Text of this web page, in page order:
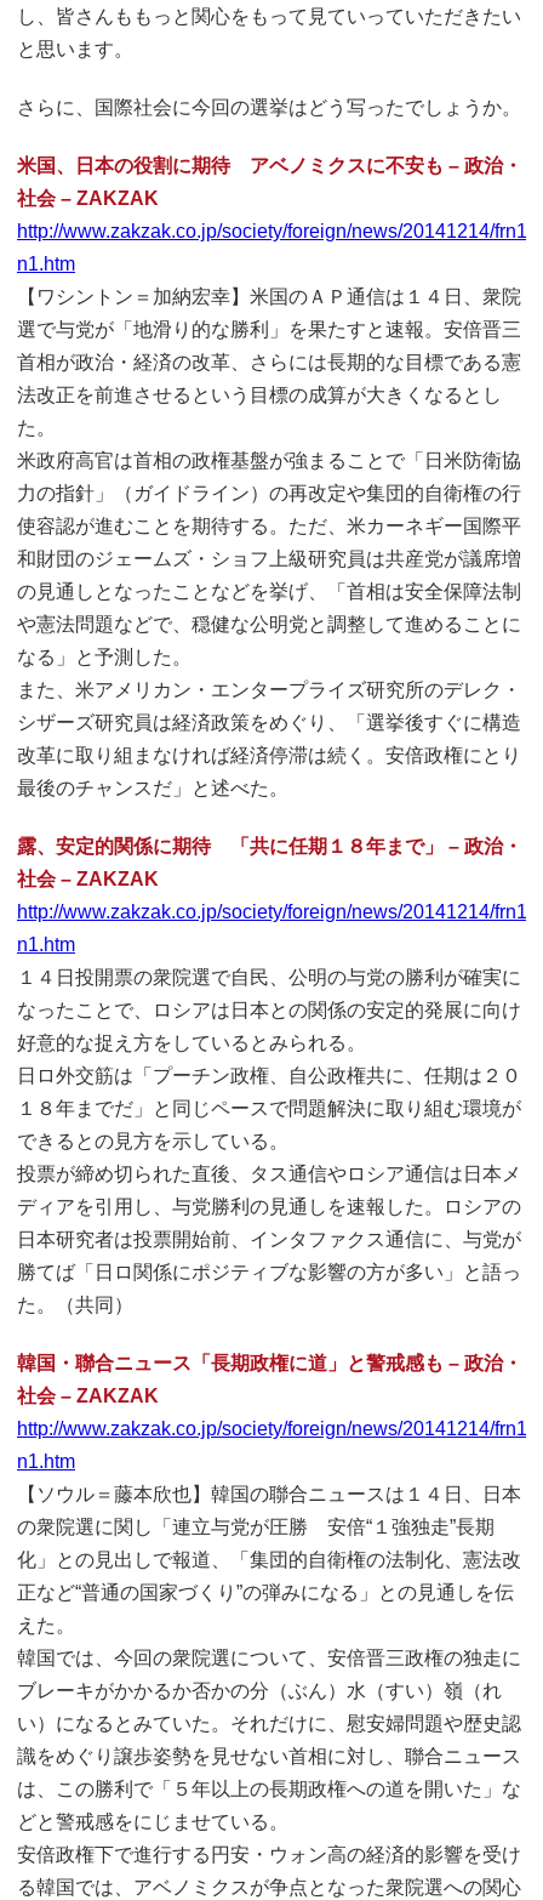
し、皆さんももっと関心をもって見ていっていただきたい
と思います。
さらに、国際社会に今回の選挙はどう写ったでしょうか。
米国、日本の役割に期待 アベノミクスに不安も – 政治・
社会 – ZAKZAK
http://www.zakzak.co.jp/society/foreign/news/20141214/
n1.htm
【ワシントン＝加納宏幸】米国のＡＰ通信は１４日、衆院
選で与党が「地滑り的な勝利」を果たすと速報。安倍晋三
首相が政治・経済の改革、さらには長期的な目標である憲
法改正を前進させるという目標の成算が大きくなるとし
た。
米政府高官は首相の政権基盤が強まることで「日米防衛協
力の指針」（ガイドライン）の再改定や集団的自衛権の行
使容認が進むことを期待する。ただ、米カーネギー国際平
和財団のジェームズ・ショフ上級研究員は共産党が議席増
の見通しとなったことなどを挙げ、「首相は安全保障法制
や憲法問題などで、穏健な公明党と調整して進めることに
なる」と予測した。
また、米アメリカン・エンタープライズ研究所のデレク・
シザーズ研究員は経済政策をめぐり、「選挙後すぐに構造
改革に取り組まなければ経済停滞は続く。安倍政権にとり
最後のチャンスだ」と述べた。
露、安定的関係に期待 「共に任期１８年まで」 – 政治・
社会 – ZAKZAK
http://www.zakzak.co.jp/society/foreign/news/20141214/
n1.htm
１４日投開票の衆院選で自民、公明の与党の勝利が確実に
なったことで、ロシアは日本との関係の安定的発展に向け
好意的な捉え方をしているとみられる。
日ロ外交筋は「プーチン政権、自公政権共に、任期は２０
１８年までだ」と同じペースで問題解決に取り組む環境が
できるとの見方を示している。
投票が締め切られた直後、タス通信やロシア通信は日本メ
ディアを引用し、与党勝利の見通しを速報した。ロシアの
日本研究者は投票開始前、インタファクス通信に、与党が
勝てば「日ロ関係にポジティブな影響の方が多い」と語っ
た。（共同）
韓国・聯合ニュース「長期政権に道」と警戒感も – 政治・
社会 – ZAKZAK
http://www.zakzak.co.jp/society/foreign/news/20141214/
n1.htm
【ソウル＝藤本欣也】韓国の聯合ニュースは１４日、日本
の衆院選に関し「連立与党が圧勝 安倍“１強独走”長期
化」との見出しで報道、「集団的自衛権の法制化、憲法改
正など“普通の国家づくり”の弾みになる」との見通しを伝
えた。
韓国では、今回の衆院選について、安倍晋三政権の独走に
ブレーキがかかるか否かの分（ぶん）水（すい）嶺（れ
い）になるとみていた。それだけに、慰安婦問題や歴史認
識をめぐり譲歩姿勢を見せない首相に対し、聯合ニュース
は、この勝利で「５年以上の長期政権への道を開いた」な
どと警戒感をにじませている。
安倍政権下で進行する円安・ウォン高の経済的影響を受け
る韓国では、アベノミクスが争点となった衆院選への関心